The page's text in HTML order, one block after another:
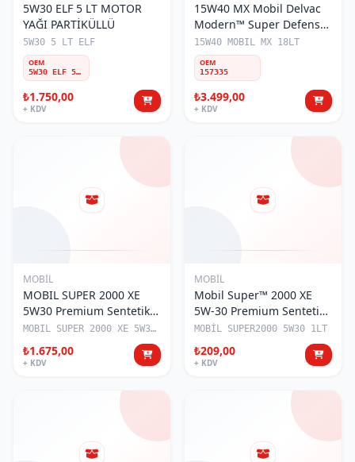
5W30 ELF 5 LT MOTOR
YAĞI PARTİKÜLLÜ
5W30 5 LT ELF
OEM
5W30 ELF 5LT
₺1.750,00
+ KDV
15W40 MX Mobil Delvac
Modern™ Super Defense
V4 18LT TENEKE MOTOR
YAĞI (157335)
15W40 MOBIL MX 18LT
OEM
157335
₺3.499,00
+ KDV
MOBİL
MOBIL SUPER 2000 XE
5W30 Premium Sentetik
Binek Araç 5LT Motor Yağı
MOBIL SUPER 2000 XE 5W30 5LT
₺1.675,00
+ KDV
MOBİL
Mobil Super™ 2000 XE
5W-30 Premium Sentetik
Binek Araç ( 1 LT)Motor
MOBİL SUPER2000 5W30 1LT
₺209,00
+ KDV